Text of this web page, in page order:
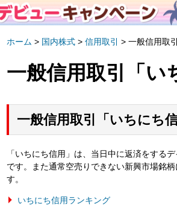
ホーム > 国内株式 > 信用取引 > 一般信用取
一般信用取引「い
一般信用取引「いちにち
「いちにち信用」は、当日中に返済をする
です。また通常空売りできない新興市場銘
す。
いちにち信用ランキング